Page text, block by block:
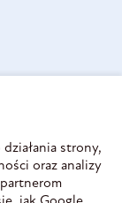
strony,
oraz analizy